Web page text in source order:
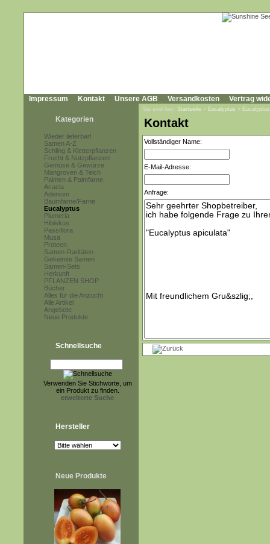
Impressum Kontakt Unsere AGB Versandkosten Vertrag
Kategorien
Wieder lieferbar!
Samen A-Z
Schling & Kletterpflanzen
Frucht & Nutzpflanzen
Gemüse & Gewürze
Mangroven & Teich
Palmen & Palmfarne
Acacia
Adenium
Baumfarne/Farne
Eucalyptus
Plumeria
Hibiskus
Passiflora
Musa
Proteen
Samen-Raritäten
Gekeimte Samen
Samen-Sets
Herkunft
PFLANZEN SHOP
Bücher
Alles für die Anzucht
Alle Artikel
Angebote
Neue Produkte
Schnellsuche
Verwenden Sie Stichworte, um
ein Produkt zu finden.
erweiterte Suche
Hersteller
Neue Produkte
Sie sind hier: Startseite » Eucalyptus »
Kontakt
Vollständiger Name:
E-Mail-Adresse:
Anfrage: